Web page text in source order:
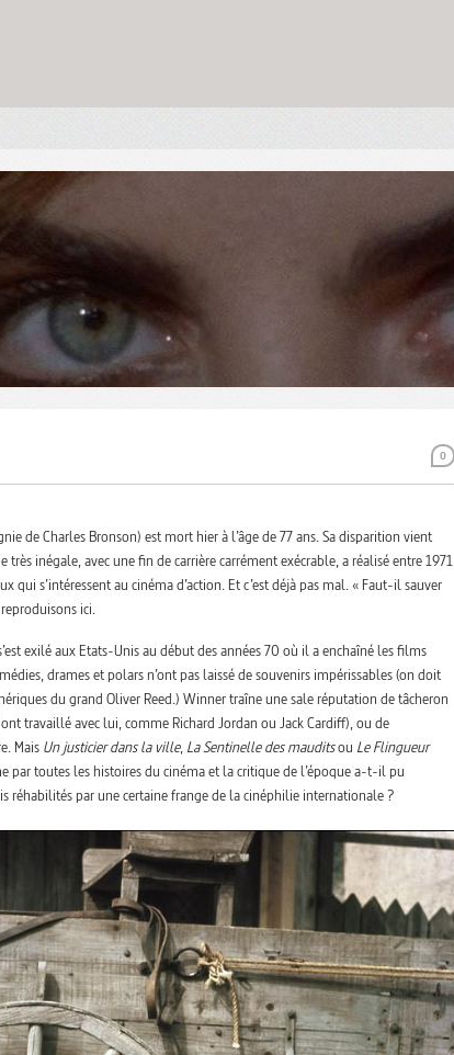
0
de Charles Bronson) est mort hier à l’âge de 77 ans. Sa disparition vient
inégale, avec une fin de carrière carrément exécrable, a réalisé entre 1971
s’intéressent au cinéma d’action. Et c’est déjà pas mal. « Faut-il sauver
ici.
exilé aux Etats-Unis au début des années 70 où il a enchaîné les films
drames et polars n’ont pas laissé de souvenirs impérissables (on doit
du grand Oliver Reed.) Winner traîne une sale réputation de tâcheron
travaillé avec lui, comme Richard Jordan ou Jack Cardiff), ou de
Mais Un justicier dans la ville, La Sentinelle des mauditsou Le Flingueur
toutes les histoires du cinéma et la critique de l’époque a-t-il pu
réhabilités par une certaine frange de la cinéphilie internationale ?